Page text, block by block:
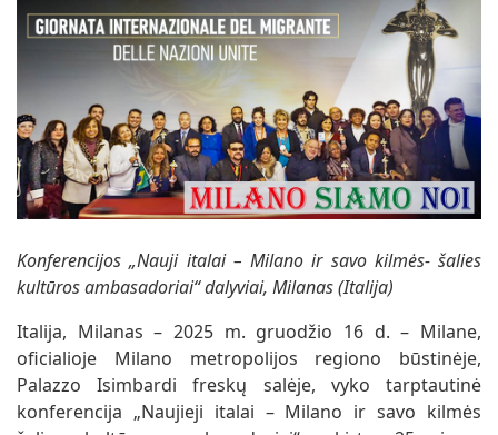
Konferencijos „Nauji italai – Milano ir savo kilmės- šalies
kultūros ambasadoriai“ dalyviai, Milanas (Italija)
Italija, Milanas – 2025 m. gruodžio 16 d. – Milane,
oficialioje Milano metropolijos regiono būstinėje,
Palazzo Isimbardi freskų salėje, vyko tarptautinė
konferencija „Naujieji italai – Milano ir savo kilmės